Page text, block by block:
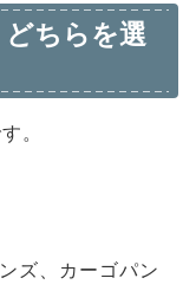
ちらを選
。
ズ、カーゴパン